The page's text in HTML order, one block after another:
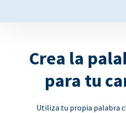
Crea la
para tu
Utiliza tu propia palabra